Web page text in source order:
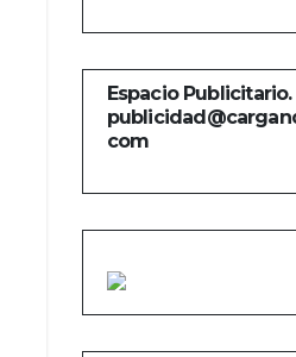
Espacio Publicitario.
com